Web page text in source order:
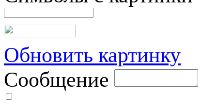
Обновить картинку
Сообщение